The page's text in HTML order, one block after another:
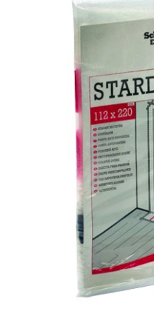
Plasă Termoizolație
Doze și Platforme
Adezivi Termoizolații
Barieră de Vapori
Etanșare Străpungeri
Folie Difuzie Anticondens
Vată Minerală
Vată Bazaltică
Polistiren Expandat &
Accesorii Finisaje